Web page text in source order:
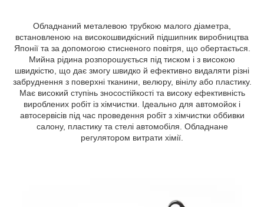
Обладнаний металевою трубкою малого діаметра,
встановленою на високошвидкісний підшипник виробництва
Японії та за допомогою стисненого повітря, що обертається.
Мийна рідина розпорошується під тиском і з високою
швидкістю, що дає змогу швидко й ефективно видаляти різні
забруднення з поверхні тканини, велюру, вінілу або пластику.
Має високий ступінь зносостійкості та високу ефективність
вироблених робіт із хімчистки. Ідеально для автомойок і
автосервісів під час проведення робіт з хімчистки оббивки
салону, пластику та стелі автомобіля. Обладнане
регулятором витрати хімії.